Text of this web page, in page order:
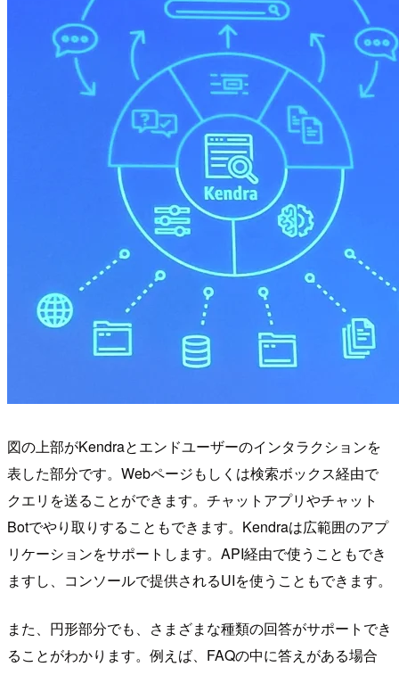
図の上部がKendraとエンドユーザーのインタラクションを
表した部分です。Webページもしくは検索ボックス経由で
クエリを送ることができます。チャットアプリやチャット
Botでやり取りすることもできます。Kendraは広範囲のアプ
リケーションをサポートします。API経由で使うこともでき
ますし、コンソールで提供されるUIを使うこともできます。
また、円形部分でも、さまざまな種類の回答がサポートでき
ることがわかります。例えば、FAQの中に答えがある場合